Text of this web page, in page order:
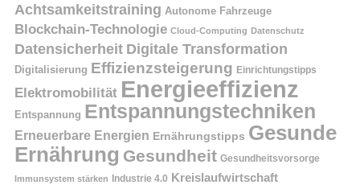
Achtsamkeitstraining Autonome Fahrzeuge
Blockchain-Technologie Cloud-Computing Datenschutz
Datensicherheit Digitale Transformation
Digitalisierung Effizienzsteigerung Einrichtungstipps
Elektromobilität Energieeffizienz
Entspannung Entspannungstechniken
Erneuerbare Energien Ernährungstipps Gesunde
Ernährung Gesundheit Gesundheitsvorsorge
Immunsystem stärken Industrie 4.0 Kreislaufwirtschaft